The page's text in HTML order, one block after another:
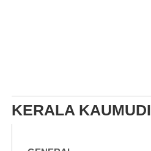
KERALA KAUMUDI